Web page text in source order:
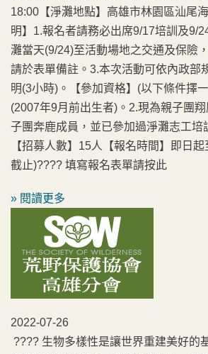
18:00【淨灘地點】高雄市林園區汕尾
明】1.報名者請務必出席9/17培訓及9/
灘當天(9/24)至活動場地之交通及保險
請於表單備註。3.本次活動可依內政部
明(3小時)。【參加資格】(以下條件擇
(2007年9月前出生者)。2.現為親子團
子團奔鹿成員，並已參加過淨灘志工培
【招募人數】15人【報名時間】即日
截止)???? 填寫報名表單請按此
» 閱讀更多
2022-07-26
???? 生物多樣性是讓世界重建美好的